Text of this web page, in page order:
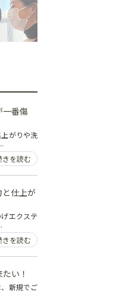
一番傷
がりや洗
きを読む
仕上が
エクステ
きを読む
い！
新規でご